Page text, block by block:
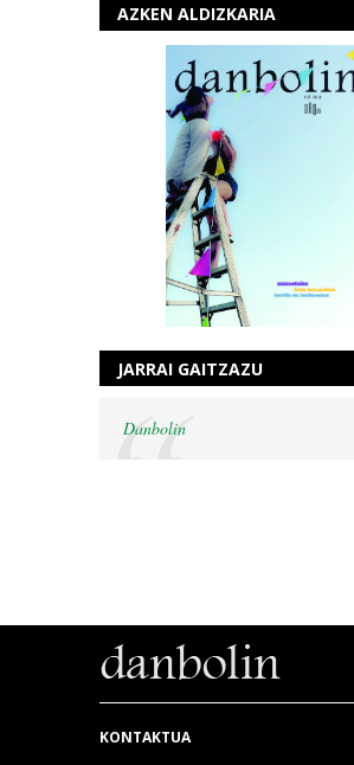
AZKEN ALDIZKARIA
JARRAI GAITZAZU
Danbolin
KONTAKTUA